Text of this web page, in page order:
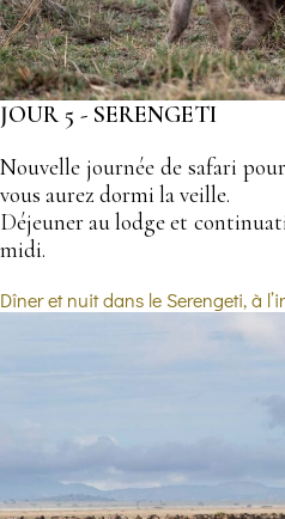
JOUR 5 - SERENGETI
Nouvelle journée de safari
vous aurez dormi la veille.
Déjeuner au lodge et
midi.
Dîner et nuit dans le Serengeti, à